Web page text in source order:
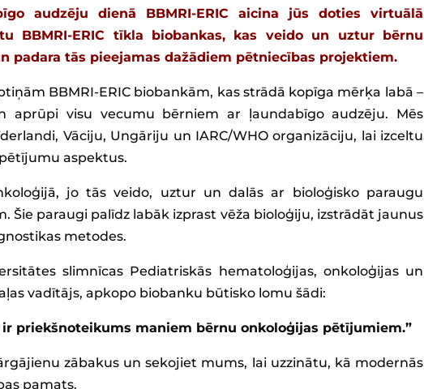
audzēju dienā BBMRI-ERIC aicina jūs doties virtuālā
BBMRI-ERIC tīkla biobankas, kas veido un uztur bērnu
padara tās pieejamas dažādiem pētniecības projektiem.
BBMRI-ERIC biobankām, kas strādā kopīga mērķa labā –
aprūpi visu vecumu bērniem ar ļaundabīgo audzēju. Mēs
Vāciju, Ungāriju un IARC/WHO organizāciju, lai izceltu
aspektus.
jo tās veido, uztur un dalās ar bioloģisko paraugu
Šie paraugi palīdz labāk izprast vēža bioloģiju, izstrādāt jaunus
metodes.
slimnīcas Pediatriskās hematoloģijas, onkoloģijas un
vadītājs, apkopo biobanku būtisko lomu šādi:
priekšnoteikums maniem bērnu onkoloģijas pētījumiem.”
zābakus un sekojiet mums, lai uzzinātu, kā modernās
pamats.